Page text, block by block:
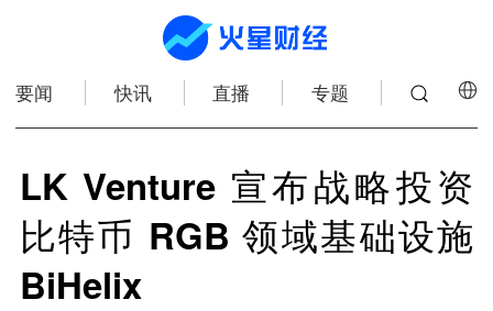
要闻 快讯 直播 专题
LK Venture 宣布战略投资
比特币 RGB 领域基础设施
BiHelix